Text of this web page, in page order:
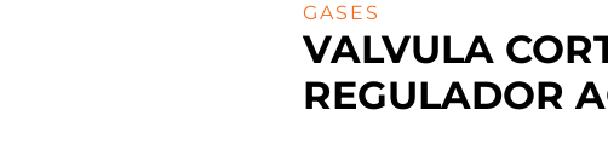
GASES
VALVULA
REGULADOR